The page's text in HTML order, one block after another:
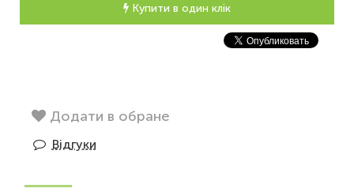
Купити в один клік
Додати в обране
Відгуки